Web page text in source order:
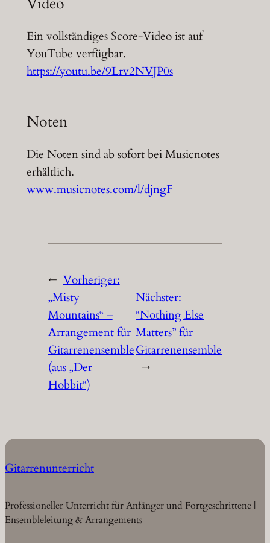
Ein vollständiges Score-Video ist auf
YouTube verfügbar.
https://youtu.be/9Lrv2NVJP0s
Noten
Die Noten sind ab sofort bei Musicnotes
erhältlich.
www.musicnotes.com/l/djngF
← Vorheriger:
„Misty
Mountains“ –
Arrangement für
Gitarrenensemble
(aus „Der
Hobbit“)
Nächster:
“Nothing Else
Matters” für
Gitarrenensemble
→
Gitarrenunterricht
Professioneller Unterricht für Anfänger und Fortgeschrittene |
Ensembleleitung & Arrangements